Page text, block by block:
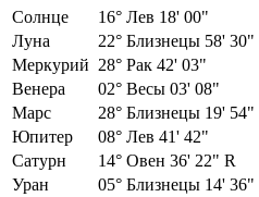
Солнце 16° Лев 18' 00"
Луна
22° Близнецы 58' 30"
Меркурий 28° Рак 42' 03"
Венера
02° Весы 03' 08"
Марс
28° Близнецы 19' 54"
Юпитер
08° Лев 41' 42"
Сатурн
14° Овен 36' 22" R
Уран
05° Близнецы 14' 36"